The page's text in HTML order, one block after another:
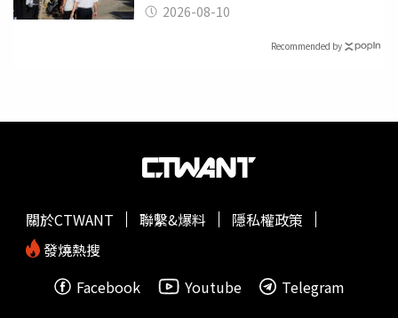
2026-08-10
Recommended by
關於CTWANT 聯繫&爆料
隱私權政策
發燒熱搜
Facebook
Youtube Telegram